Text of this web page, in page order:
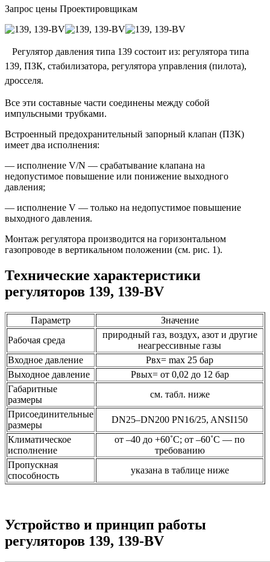
Запрос цены Проектировщикам
Регулятор давления типа 139 состоит из: регулятора типа
139, ПЗК, стабилизатора, регулятора управления (пилота),
дросселя.
Все эти составные части соединены между собой
импульсными трубками.
Встроенный предохранительный запорный клапан (ПЗК)
имеет два исполнения:
— исполнение V/N — срабатывание клапана на
недопустимое повышение или понижение выходного
давления;
— исполнение V — только на недопустимое повышение
выходного давления.
Монтаж регулятора производится на горизонтальном
газопроводе в вертикальном положении (см. рис. 1).
Технические характеристики
регуляторов 139, 139-BV
Параметр
Значение
Рабочая среда
природный газ, воздух, азот и другие
неагрессивные газы
Входное давление
Рвх= max 25 бар
Выходное давление
Рвых= от 0,02 до 12 бар
Габаритные
размеры
см. табл. ниже
Присоединительные
размеры
DN25–DN200 PN16/25, ANSI150
Климатическое
исполнение
от –40 до +60˚C; от –60˚C — по
требованию
Пропускная
способность
указана в таблице ниже
Устройство и принцип работы
регуляторов 139, 139-BV